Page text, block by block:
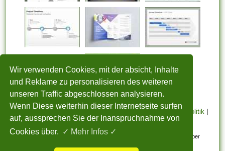
Wir verwenden Cookies, mit der absicht, Inhalte
und Reklame zu personalisieren des weiteren
unseren Traffic abgeschlossen analysieren.
Wenn Diese weiterhin dieser Internetseite surfen
auf, aussprechen Sie der Inanspruchnahme von
Cookies über. ✓ Mehr Infos ✓
Cookie Politik|
Copyright| Nutzungsbedingungen| Sitemap| Kontakt
Alle eingereichten Inhalte bleiben dem ursprünglichen Copyright-Inhaber
urheberrechtlich geschützt. Bitte beachten Sie: Bilder sind für den